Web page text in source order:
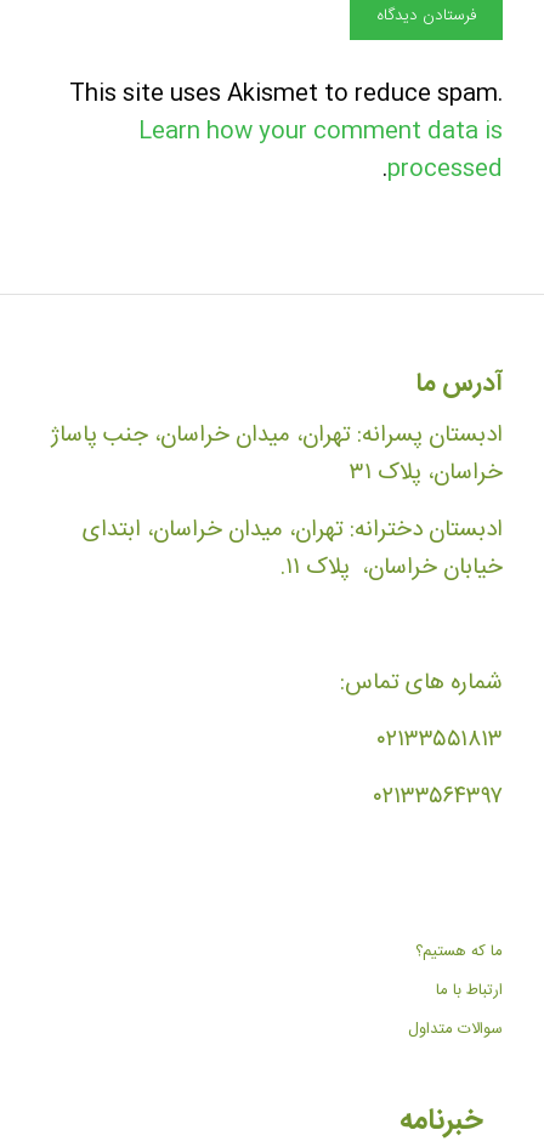
This site uses Akismet to reduce spam.
Learn how your comment data is
processed
.
آدرس ما
ادبستان پسرانه: تهران، میدان خراسان، جنب پاساژ
خراسان، پلاک ۳۱
ادبستان دخترانه: تهران، میدان خراسان، ابتدای
خیابان خراسان، پلاک ۱۱.
شماره های تماس:
۰۲۱۳۳۵۵۱۸۱۳
۰۲۱۳۳۵۶۴۳۹۷
ما که هستیم؟
ارتباط با ما
سوالات متداول
خبرنامه